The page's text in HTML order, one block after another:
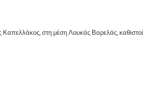
στη μέση Λουκάς Βαρελάς, καθιστοί